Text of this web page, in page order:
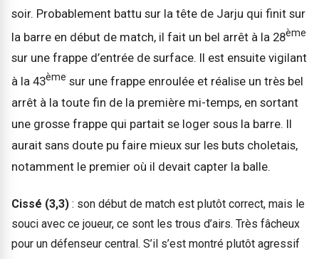
soir. Probablement battu sur la tête de Jarju qui finit sur
la barre en début de match, il fait un bel arrêt à la 28ème
sur une frappe d’entrée de surface. Il est ensuite vigilant
à la 43ème sur une frappe enroulée et réalise un très bel
arrêt à la toute fin de la première mi-temps, en sortant
une grosse frappe qui partait se loger sous la barre. Il
aurait sans doute pu faire mieux sur les buts choletais,
notamment le premier où il devait capter la balle.
Cissé (3,3) : son début de match est plutôt correct, mais le
souci avec ce joueur, ce sont les trous d’airs. Très fâcheux
pour un défenseur central. S’il s’est montré plutôt agressif